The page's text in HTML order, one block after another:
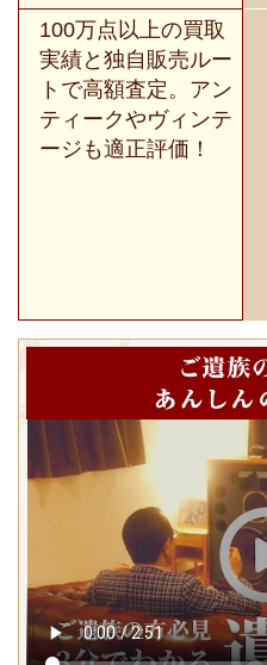
100万点以上の買取
実績と独自販売ルー
トで高額査定。アン
ティークやヴィンテ
ージも適正評価！